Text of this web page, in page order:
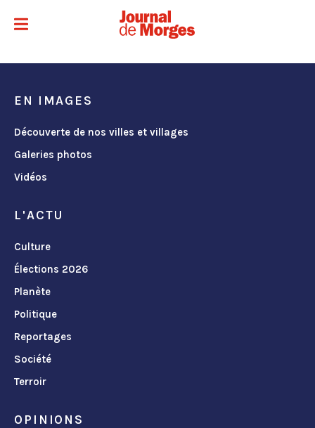
EN IMAGES
Découverte de nos villes et villages
Galeries photos
Vidéos
L'ACTU
Culture
Élections 2026
Planète
Politique
Reportages
Société
Terroir
OPINIONS